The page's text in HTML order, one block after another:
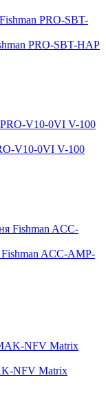
PRO-SBT-HAP
V10-0VI V-100
Fishman ACC-AMP-
NFV Matrix